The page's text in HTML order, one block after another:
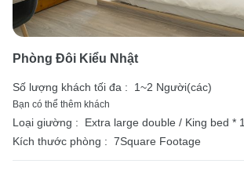
Phòng Đôi Kiểu Nhật
Số lượng khách tối đa : 1~2 Người(các)
Bạn có thể thêm khách
Loại giường :
Extra large double / King bed * 1
Kích thước phòng : 7Square Footage